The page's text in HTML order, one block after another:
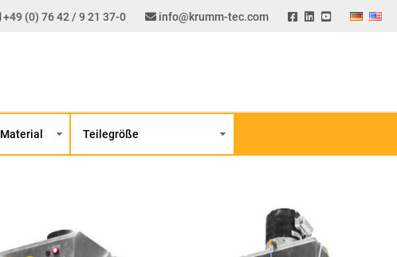
+49 (0) 76 42 / 9 21 37-0 info@krumm-tec.com